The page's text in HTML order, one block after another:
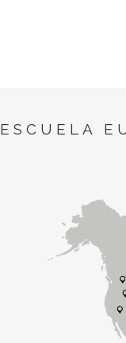
ESCUELA